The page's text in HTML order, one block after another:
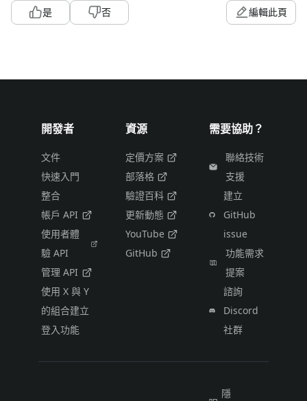
是 否 編輯此頁
開發者
文件
快速入門
整合
帳戶 API
使用者體
驗 API
管理 API
使用 X 與 Y
的組合建立
登入功能
資源
定價方案
部落格
驗證百科
更新動態
YouTube
GitHub
需要協助？
聯絡技術
支援
建立
GitHub
issue
功能需求
提案
諮詢
Discord
社群
隱